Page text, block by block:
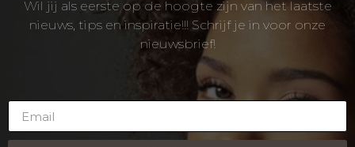
Wil jij als eerste op de hoogte zijn van het laatste
nieuws, tips en inspiratie!!! Schrijf je in voor onze
nieuwsbrief!